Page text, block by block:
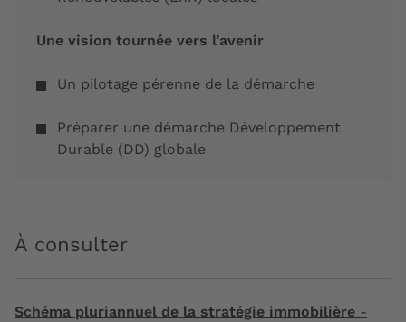
Une vision tournée vers l’avenir
Un pilotage pérenne de la démarche
Préparer une démarche Développement
Durable (DD) globale
À consulter
Schéma pluriannuel de la stratégie immobilière -